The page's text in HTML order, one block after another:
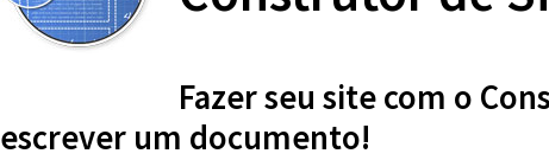
Fazer seu site com o
escrever um documento!